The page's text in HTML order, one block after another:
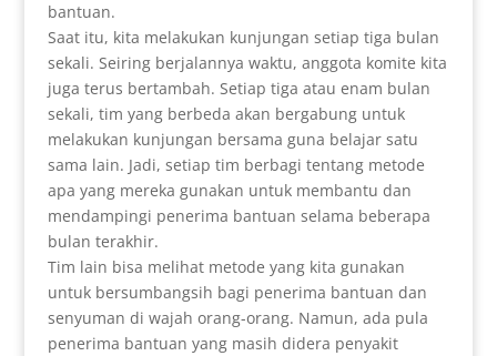
bantuan.
Saat itu, kita melakukan kunjungan setiap tiga bulan
sekali. Seiring berjalannya waktu, anggota komite kita
juga terus bertambah. Setiap tiga atau enam bulan
sekali, tim yang berbeda akan bergabung untuk
melakukan kunjungan bersama guna belajar satu
sama lain. Jadi, setiap tim berbagi tentang metode
apa yang mereka gunakan untuk membantu dan
mendampingi penerima bantuan selama beberapa
bulan terakhir.
Tim lain bisa melihat metode yang kita gunakan
untuk bersumbangsih bagi penerima bantuan dan
senyuman di wajah orang-orang. Namun, ada pula
penerima bantuan yang masih didera penyakit